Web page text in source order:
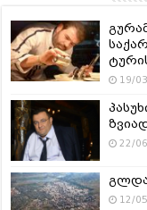
19/
22/
12/